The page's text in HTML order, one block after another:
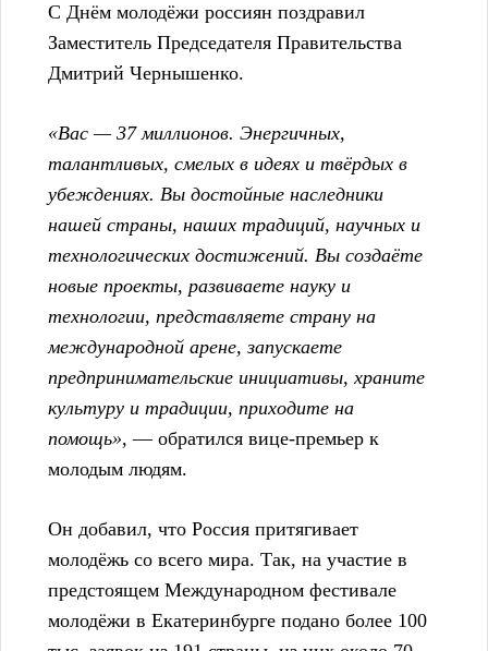
С Днём молодёжи россиян поздравил
Заместитель Председателя Правительства
Дмитрий Чернышенко.
«Вас — 37 миллионов. Энергичных,
талантливых, смелых в идеях и твёрдых в
убеждениях. Вы достойные наследники
нашей страны, наших традиций, научных и
технологических достижений. Вы создаёте
новые проекты, развиваете науку и
технологии, представляете страну на
международной арене, запускаете
предпринимательские инициативы, храните
культуру и традиции, приходите на
помощь», — обратился вице-премьер к
молодым людям.
Он добавил, что Россия притягивает
молодёжь со всего мира. Так, на участие в
предстоящем Международном фестивале
молодёжи в Екатеринбурге подано более 100